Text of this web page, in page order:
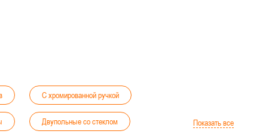
С хромированной ручкой
Двупольные со стеклом Показать все